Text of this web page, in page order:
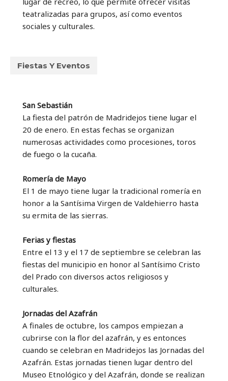
teatralizadas para grupos, así como eventos
sociales y culturales.
Fiestas Y Eventos
San Sebastián
La fiesta del patrón de Madridejos tiene lugar el
20 de enero. En estas fechas se organizan
numerosas actividades como procesiones, toros
de fuego o la cucaña.
Romería de Mayo
El 1 de mayo tiene lugar la tradicional romería en
honor a la Santísima Virgen de Valdehierro hasta
su ermita de las sierras.
Ferias y fiestas
Entre el 13 y el 17 de septiembre se celebran las
fiestas del municipio en honor al Santísimo Cristo
del Prado con diversos actos religiosos y
culturales.
Jornadas del Azafrán
A finales de octubre, los campos empiezan a
cubrirse con la flor del azafrán, y es entonces
cuando se celebran en Madridejos las Jornadas del
Azafrán. Estas jornadas tienen lugar dentro del
Museo Etnológico y del Azafrán, donde se realizan